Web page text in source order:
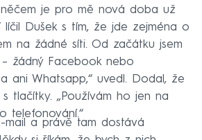
je pro mě nová doba už
líčil Dušek s tím, že jde zejména o
na žádné síti. Od začátku jsem
žádný Facebook nebo
ani Whatsapp,“ uvedl. Dodal, že
s tlačítky. „Používám ho jen na
telefonování.“
mail a právě tam dostává